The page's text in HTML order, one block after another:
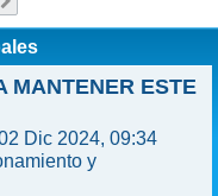
MANTENER ESTE
Dic 2024, 09:34
y